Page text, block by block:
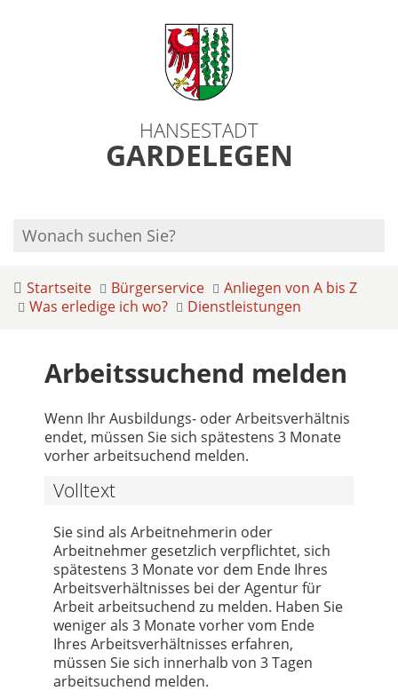
HANSESTADT
GARDELEGEN
Startseite Bürgerservice
Anliegen von A bis Z
Was erledige ich wo?
Dienstleistungen
Arbeitssuchend melden
Wenn Ihr Ausbildungs- oder Arbeitsverhältnis
endet, müssen Sie sich spätestens 3 Monate
vorher arbeitsuchend melden.
Volltext
Sie sind als Arbeitnehmerin oder
Arbeitnehmer gesetzlich verpflichtet, sich
spätestens 3 Monate vor dem Ende Ihres
Arbeitsverhältnisses bei der Agentur für
Arbeit arbeitsuchend zu melden. Haben Sie
weniger als 3 Monate vorher vom Ende
Ihres Arbeitsverhältnisses erfahren,
müssen Sie sich innerhalb von 3 Tagen
arbeitsuchend melden.